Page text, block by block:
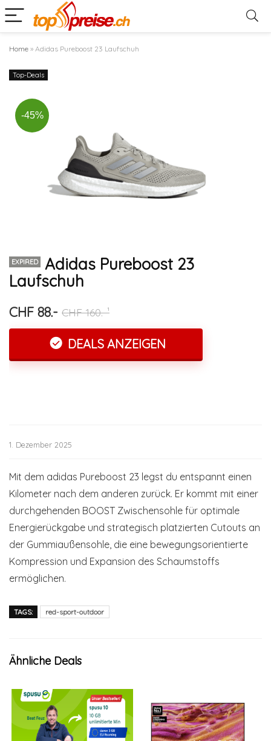
Home » Adidas Pureboost 23 Laufschuh
Top-Deals
-45%
EXPIRED
Adidas Pureboost 23
Laufschuh
CHF 88.- CHF 160.-¹
DEALS ANZEIGEN
1. Dezember 2025
Mit dem adidas Pureboost 23 legst du entspannt einen
Kilometer nach dem anderen zurück. Er kommt mit einer
durchgehenden BOOST Zwischensohle für optimale
Energierückgabe und strategisch platzierten Cutouts an
der Gummiaußensohle, die eine bewegungsorientierte
Kompression und Expansion des Schaumstoffs
ermöglichen.
TAGS: red-sport-outdoor
Ähnliche Deals